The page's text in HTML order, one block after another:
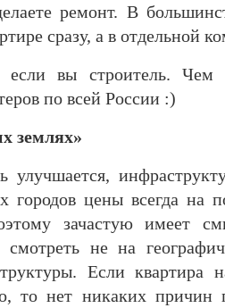
ремонт. В
сразу, а в отдельной
если вы строитель. Чем
по всей России :)
землях»
улучшается,
городов цены всегда на
зачастую имеет
не на
Если квартира
то нет никаких причин